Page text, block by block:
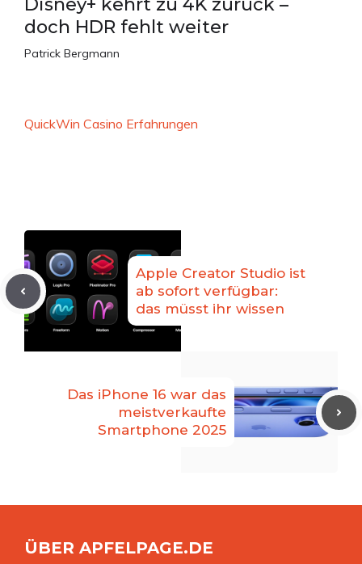
Disney+ kehrt zu 4K zurück –
doch HDR fehlt weiter
Patrick Bergmann
QuickWin Casino Erfahrungen
Apple Creator Studio ist
ab sofort verfügbar:
das müsst ihr wissen
Das iPhone 16 war das
meistverkaufte
Smartphone 2025
ÜBER APFELPAGE.DE